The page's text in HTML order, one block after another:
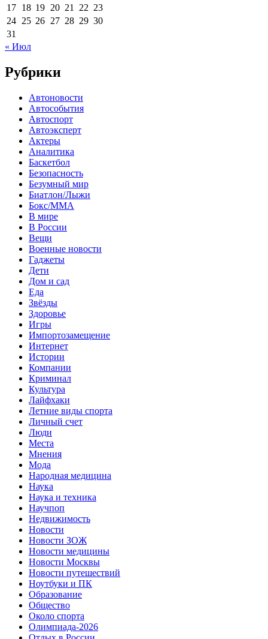
17 18 19 20 21 22 23
24 25 26 27 28 29 30
31
« Июл
Рубрики
Автоновости
Автособытия
Автоспорт
Автоэксперт
Актеры
Аналитика
Баскетбол
Безопасность
Безумный мир
Биатлон/Лыжи
Бокс/MMA
В мире
В России
Вещи
Военные новости
Гаджеты
Дети
Дом и сад
Еда
Звёзды
Здоровье
Игры
Импортозамещение
Интернет
Истории
Компании
Криминал
Культура
Лайфхаки
Летние виды спорта
Личный счет
Люди
Места
Мнения
Мода
Народная медицина
Наука
Наука и техника
Научпоп
Недвижимость
Новости
Новости ЗОЖ
Новости медицины
Новости Москвы
Новости путешествий
Ноутбуки и ПК
Образование
Общество
Около спорта
Олимпиада-2026